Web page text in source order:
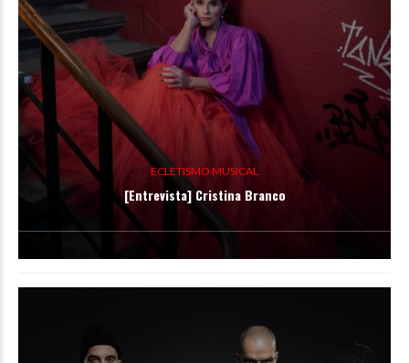
ECLETISMO MUSICAL
[Entrevista] Cristina Branco